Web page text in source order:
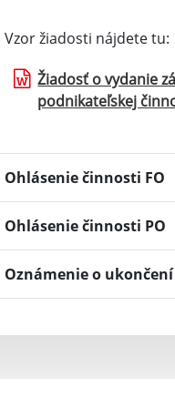
Vzor žiadosti nájdete tu:
Žiadosť o vydanie
podnikateľskej
Ohlásenie činnosti FO
Ohlásenie činnosti PO
Oznámenie o